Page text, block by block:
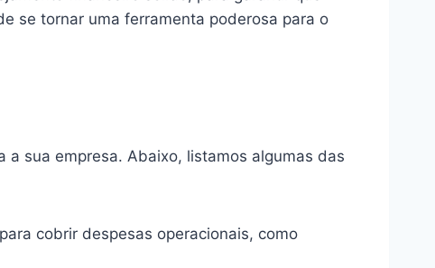
se tornar uma ferramenta poderosa para o
a sua empresa. Abaixo, listamos algumas das
cobrir despesas operacionais, como